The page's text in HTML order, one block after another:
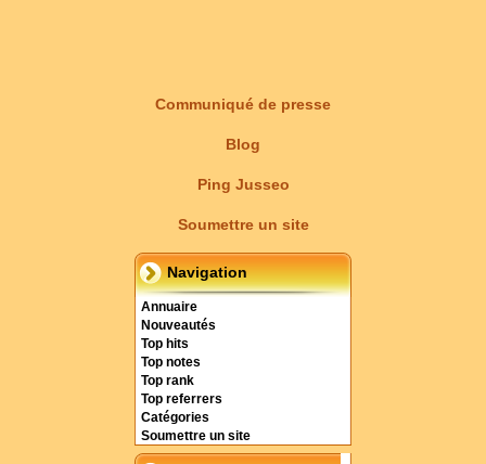
Communiqué de presse
Blog
Ping Jusseo
Soumettre un site
Navigation
Annuaire
Nouveautés
Top hits
Top notes
Top rank
Top referrers
Catégories
Soumettre un site